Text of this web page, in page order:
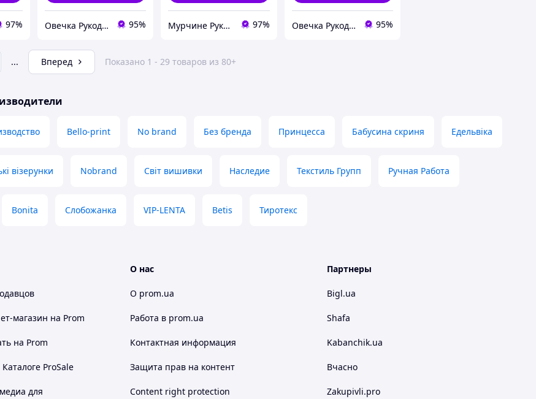
97% Овечка Рукодільниця 95% Мурчине Рукоділля - супермаркет рукоділля !!! 97% Овечка Рукодільниця 95%
... Вперед Показано 1 - 29 товаров из 80+
Bello-print No brand Без бренда Принцесса Бабусина скриня Едельвіка
візерунки Nobrand Світ вишивки Наследие Текстиль Групп Ручная Работа
Bonita Слобожанка VIP-LENTA Betis Тиротекс
магазин на Prom
на Prom
ProSale
для
О нас
О prom.ua
Работа в prom.ua
Контактная информация
Защита прав на контент
Content right protection
Партнеры
Bigl.ua
Shafa
Kabanchik.ua
Вчасно
Zakupivli.pro